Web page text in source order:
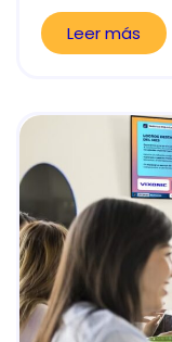
Leer más